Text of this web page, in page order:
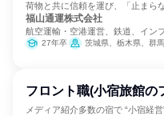
荷物と共に信頼を運び、「止まら
福山通運株式会社
航空運輸・空港運営、鉄道、イン
27年卒 茨城県、栃木県、群馬県、埼玉県、千葉県、東京都、神奈川県、岐阜県、静岡県、愛知県、三重県、滋賀県、京都府、大阪府、
フロント職(小宿旅館の
メディア紹介多数の宿で “小宿経